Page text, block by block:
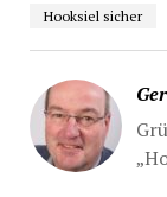
Hooksiel sicher